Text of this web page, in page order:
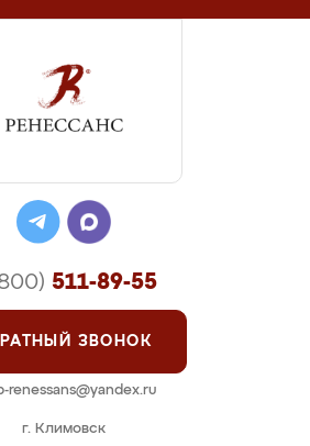
г. Климовск
511-89-55
ЗВОНОК
renessans@yandex.ru